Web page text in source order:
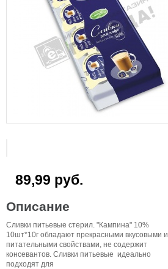
89,99 руб.
Описание
Сливки питьевые стерил. "Кампина" 10%
10шт*10г обладают прекрасными вкусовыми и
питательными свойствами, не содержит
консевантов. Сливки питьевые идеально
подходят для